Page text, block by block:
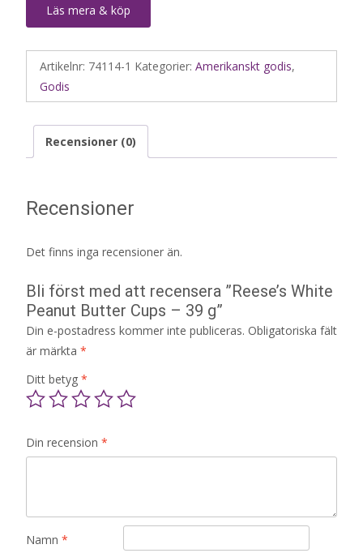
Läs mera & köp
Artikelnr: 74114-1 Kategorier: Amerikanskt godis,
Godis
Recensioner (0)
Recensioner
Det finns inga recensioner än.
Bli först med att recensera ”Reese’s White
Peanut Butter Cups – 39 g”
Din e-postadress kommer inte publiceras. Obligatoriska fält
är märkta *
Ditt betyg *
Din recension *
Namn *